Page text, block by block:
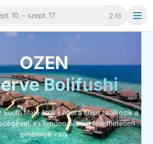
10. – szept. 17. 2 fő
OZEN
Bolifushi
South Male Atoll - Ahol a luxus találkozik a
és minden pillanat felejthetetlen
élménnyé válik